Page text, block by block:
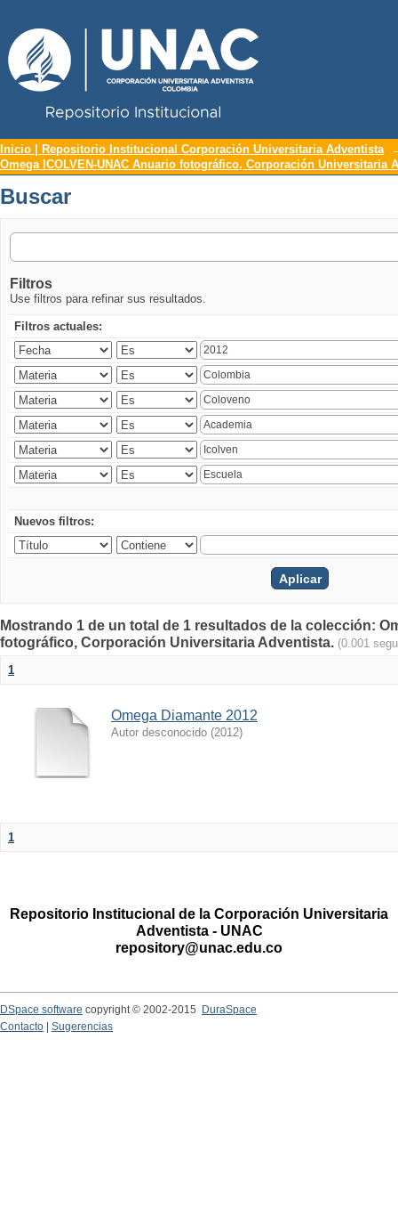
Buscar
Inicio | Repositorio Institucional Corporación Universitaria Adventista
Omega ICOLVEN-UNAC Anuario fotográfico, Corporación Universitaria
Buscar
Filtros
Use filtros para refinar sus resultados.
Filtros actuales:
Nuevos filtros:
Mostrando 1 de un total de 1 resultados de la colección:
fotográfico, Corporación Universitaria Adventista. (0.001
1
Omega Diamante 2012
Autor desconocido (2012)
1
Repositorio Institucional de la Corporación Universitaria
Adventista - UNAC
repository@unac.edu.co
DSpace software copyright © 2002-2015
DuraSpace
Contacto
Sugerencias